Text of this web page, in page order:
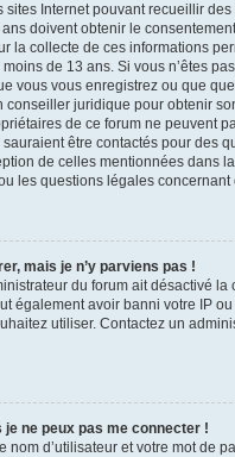
sites Internet pouvant recueillir
doivent obtenir le
la collecte de ces informations
de 13 ans. Si vous n’êtes
vous vous enregistrez ou que
conseiller juridique pour obtenir
de ce forum ne peuvent
être contactés pour des
de celles mentionnées dans
les questions légales concernant
mais je n’y parviens pas !
du forum ait désactivé la
également avoir banni votre IP
utiliser. Contactez un
ne peux pas me connecter !
nom d’utilisateur et votre mot de